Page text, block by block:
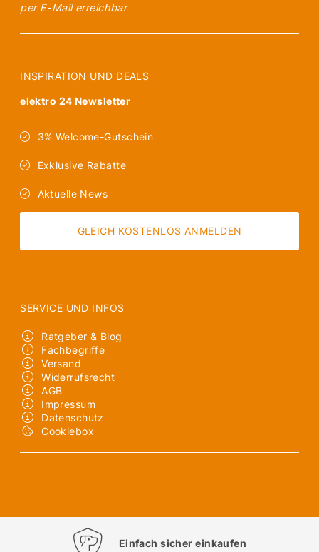
per E-Mail erreichbar
INSPIRATION UND DEALS
elektro 24 Newsletter
3% Welcome-Gutschein
Exklusive Rabatte
Aktuelle News
GLEICH KOSTENLOS ANMELDEN
SERVICE UND INFOS
Ratgeber & Blog
Fachbegriffe
Versand
Widerrufsrecht
AGB
Impressum
Datenschutz
Cookiebox
Einfach sicher einkaufen